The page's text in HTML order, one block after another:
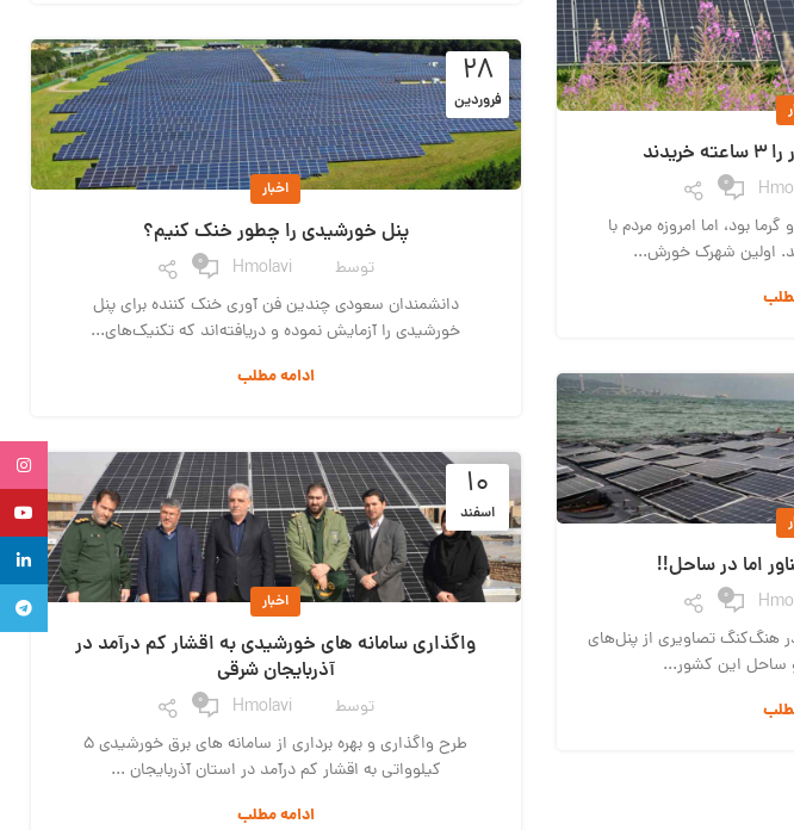
0
بود، اما امروزه مردم با
اولین شهرک خورش...
۲۸
فروردین
اخبار
پنل خورشیدی را چطور خنک کنیم؟
توسط Hmolavi
0
دانشمندان سعودی چندین فن آوری خنک کننده برای پنل‌
خورشیدی را آزمایش نموده و دریافته‌اند که تکنیک‌های...
ادامه مطلب
اما در ساحل!!
0
تصاویری از پنل‌‌های
ساحل این کشور...
۱۰
اسفند
اخبار
واگذاری سامانه های خورشیدی به اقشار کم درآمد در
آذربایجان شرقی
توسط Hmolavi
0
طرح واگذاری و بهره برداری از سامانه های برق خورشیدی ۵
کیلوواتی به اقشار کم درآمد در استان آذربایجان ...
ادامه مطلب